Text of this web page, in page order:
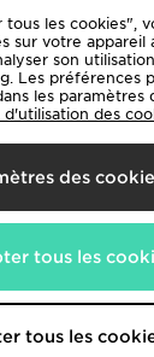
Livraison Vers
méthodes de
site corporate
les cookies",
sur votre appareil
son
Les préférences
les paramètres
d'utilisation des
des
tous les
tous les